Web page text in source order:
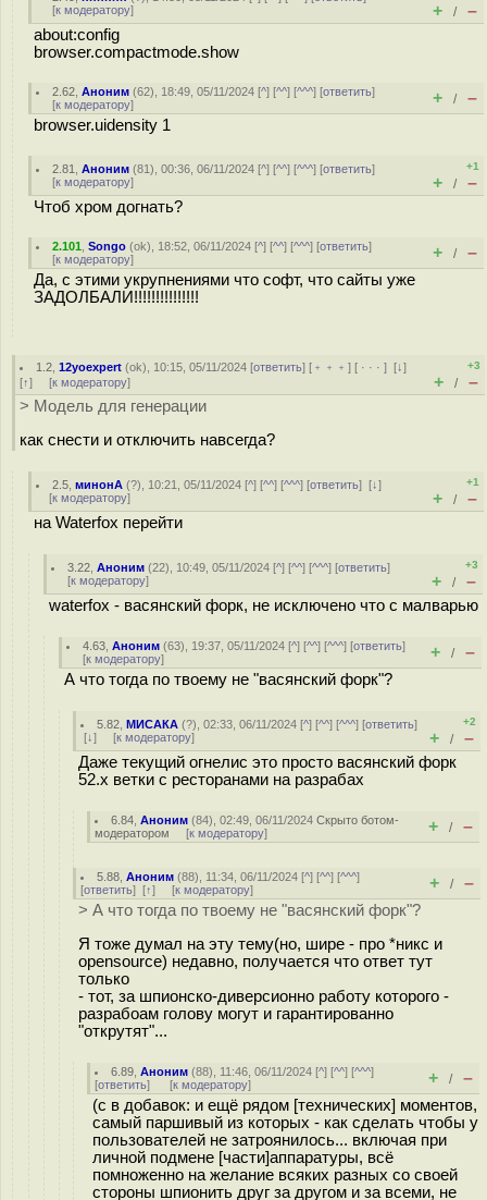
[к модератору] + / –
about:config
browser.compactmode.show
2.62 ,Аноним (62), 18:49, 05/11/2024 [^] [^^] [^^^] [ответить]
[к модератору] + / –
browser.uidensity 1
2.81 ,Аноним (81), 00:36, 06/11/2024 [^] [^^] [^^^] [ответить]
[к модератору]
+1
+ / –
Чтоб хром догнать?
2.101 ,Songo (ok), 18:52, 06/11/2024 [^] [^^] [^^^] [ответить]
[к модератору] + / –
Да, с этими укрупнениями что софт, что сайты уже
ЗАДОЛБАЛИ!!!!!!!!!!!!!!!
1.2 ,12yoexpert (ok), 10:15, 05/11/2024 [ответить] [ ﹢﹢﹢] [ · · ·][↓]
[↑] [к модератору]
+3
+ / –
> Модель для генерации
как снести и отключить навсегда?
2.5 ,минонА (?), 10:21, 05/11/2024 [^] [^^] [^^^] [ответить][↓]
[к модератору]
+1
+ / –
на Waterfox перейти
3.22 ,Аноним (22), 10:49, 05/11/2024 [^] [^^] [^^^] [ответить]
[к модератору]
+3
+ / –
waterfox - васянский форк, не исключено что с малварью
4.63 ,Аноним (63), 19:37, 05/11/2024 [^] [^^] [^^^] [ответить]
[к модератору] + / –
А что тогда по твоему не "васянский форк"?
5.82 ,МИСАКА (?), 02:33, 06/11/2024 [^] [^^] [^^^] [ответить]
[↓] [к модератору]
+2
+ / –
Даже текущий огнелис это просто васянский форк
52.x ветки с ресторанами на разрабах
6.84 ,Аноним (84), 02:49, 06/11/2024Скрыто ботом-
модератором [к модератору] + / –
5.88 ,Аноним (88), 11:34, 06/11/2024 [^] [^^] [^^^]
[ответить] [↑] [к модератору] + / –
> А что тогда по твоему не "васянский форк"?
Я тоже думал на эту тему(но, шире - про *никс и
opensource) недавно, получается что ответ тут
только
- тот, за шпионско-диверсионно работу которого -
разрабоам голову могут и гарантированно
"открутят"...
6.89 ,Аноним (88), 11:46, 06/11/2024 [^] [^^] [^^^]
[ответить] [к модератору] + / –
(с в добавок: и ещё рядом [технических] моментов,
самый паршивый из которых - как сделать чтобы у
пользователей не затроянилось... включая при
личной подмене [части]аппаратуры, всё
помноженно на желание всяких разных со своей
стороны шпионить друг за другом и за всеми, не